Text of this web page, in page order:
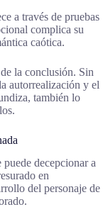
a través de pruebas
complica su
caótica.
la conclusión. Sin
autorrealización y el
también lo
decepcionar a
en
del personaje de